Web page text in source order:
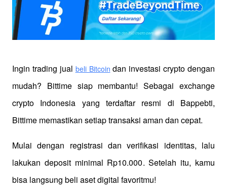
Ingin trading jual beli Bitcoin dan investasi crypto dengan
mudah? Bittime siap membantu! Sebagai exchange
crypto Indonesia yang terdaftar resmi di Bappebti,
Bittime memastikan setiap transaksi aman dan cepat.
Mulai dengan registrasi dan verifikasi identitas, lalu
lakukan deposit minimal Rp10.000. Setelah itu, kamu
bisa langsung beli aset digital favoritmu!